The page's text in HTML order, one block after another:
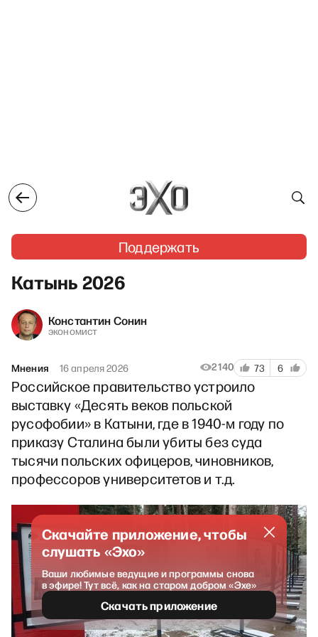
Поддержать
Катынь 2026
Константин Сонин
экономист
Мнения 16 апреля 2026 2140 73 6
Российское правительство устроило
выставку «Десять веков польской
русофобии» в Катыни, где в 1940-м году по
приказу Сталина были убиты без суда
тысячи польских офицеров, чиновников,
профессоров университетов и т.д.
Скачайте приложение, чтобы
слушать «Эхо»
Ваши любимые ведущие и программы снова
в эфире! Тут всё, как на старом добром «Эхе»
Скачать приложение